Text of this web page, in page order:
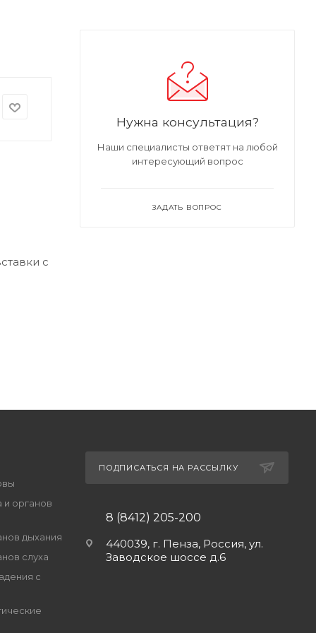
с
Нужна консультация?
Наши специалисты ответят на любой
интересующий вопрос
ЗАДАТЬ ВОПРОС
и органов
дыхания
слуха
с
ПОДПИСАТЬСЯ НА РАССЫЛКУ
8 (8412) 205-200
440039, г. Пенза, Россия, ул.
Заводское шоссе д.6